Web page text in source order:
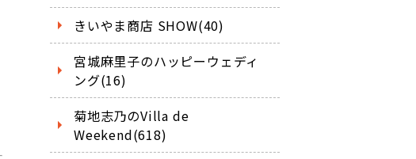
きいやま商店 SHOW(40)
宮城麻里子のハッピーウェディ
ング(16)
菊地志乃のVilla de
Weekend(618)